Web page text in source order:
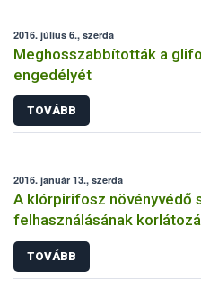
2016. július 6., szerda
Meghosszabbították a
engedélyét
TOVÁBB
2016. január 13., szerda
A klórpirifosz növényvédő
felhasználásának
TOVÁBB